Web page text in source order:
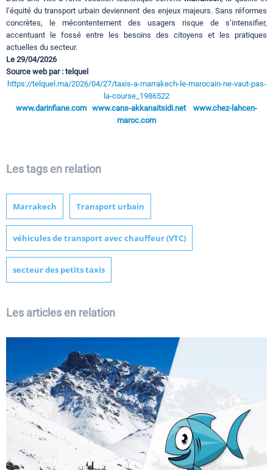
l’équité du transport urbain deviennent des enjeux majeurs. Sans réformes
concrètes, le mécontentement des usagers risque de s’intensifier,
accentuant le fossé entre les besoins des citoyens et les pratiques
actuelles du secteur.
Le 29/04/2026
Source web par : telquel
https://telquel.ma/2026/04/27/taxis-a-marrakech-le-marocain-ne-vaut-pas-
la-course_1986522
www.darinfiane.com www.cans-akkanaitsidi.net
www.chez-lahcen-
maroc.com
Les tags en relation
Marrakech Transport urbain
véhicules de transport avec chauffeur (VTC)
secteur des petits taxis
Les articles en relation